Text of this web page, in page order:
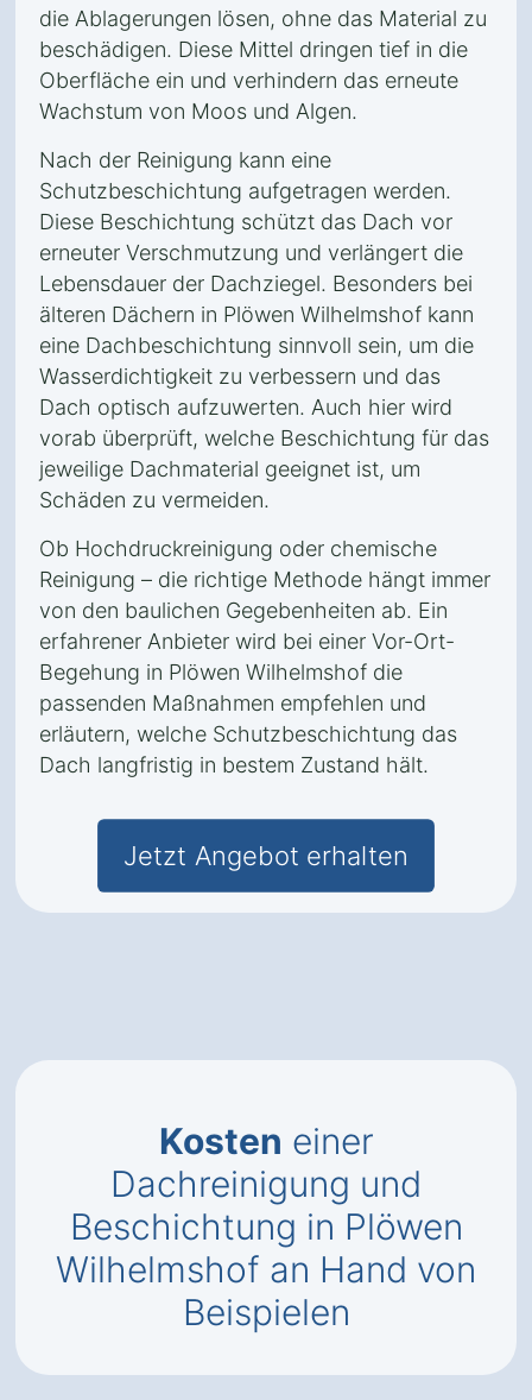
die Ablagerungen lösen, ohne das Material zu
beschädigen. Diese Mittel dringen tief in die
Oberfläche ein und verhindern das erneute
Wachstum von Moos und Algen.
Nach der Reinigung kann eine
Schutzbeschichtung aufgetragen werden.
Diese Beschichtung schützt das Dach vor
erneuter Verschmutzung und verlängert die
Lebensdauer der Dachziegel. Besonders bei
älteren Dächern in Plöwen Wilhelmshof kann
eine Dachbeschichtung sinnvoll sein, um die
Wasserdichtigkeit zu verbessern und das
Dach optisch aufzuwerten. Auch hier wird
vorab überprüft, welche Beschichtung für das
jeweilige Dachmaterial geeignet ist, um
Schäden zu vermeiden.
Ob Hochdruckreinigung oder chemische
Reinigung – die richtige Methode hängt immer
von den baulichen Gegebenheiten ab. Ein
erfahrener Anbieter wird bei einer Vor-Ort-
Begehung in Plöwen Wilhelmshof die
passenden Maßnahmen empfehlen und
erläutern, welche Schutzbeschichtung das
Dach langfristig in bestem Zustand hält.
Jetzt Angebot erhalten
Kosten einer
Dachreinigung und
Beschichtung in Plöwen
Wilhelmshof an Hand von
Beispielen